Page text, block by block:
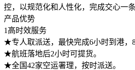
控，以规范化和人性化，完成交心一
产品优势
1高时效服务
★专人取派送，最快完成6小时到港，
★航班落地后2小时可提货。
★全国42家空运署理，按时派送。